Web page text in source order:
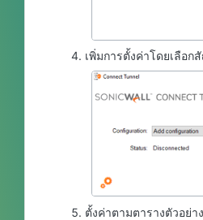
เพิ่มการตั้งค่าโดยเลือ
ตั้งค่าตามตารางตัวอย่า